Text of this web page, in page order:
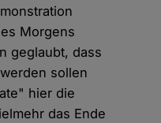
Morgens
geglaubt, dass
sollen
hier die
das Ende